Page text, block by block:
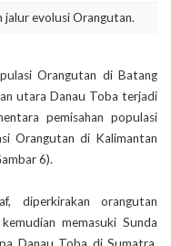
jalur evolusi Orangutan.
Orangutan di Batang
utara Danau Toba terjadi
pemisahan populasi
Orangutan di Kalimantan
6).
diperkirakan orangutan
memasuki Sunda